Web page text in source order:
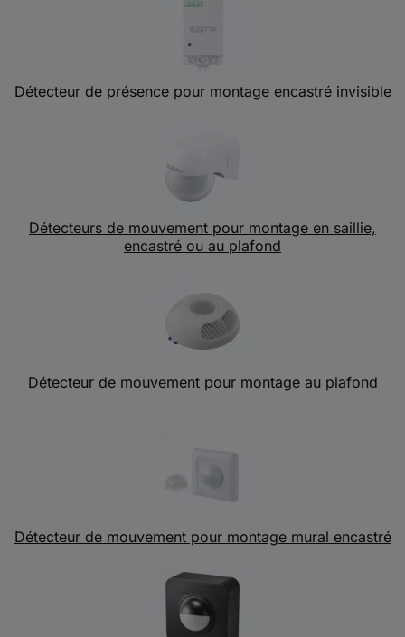
Détecteur de présence pour montage encastré invisible
Détecteurs de mouvement pour montage en saillie,
encastré ou au plafond
Détecteur de mouvement pour montage au plafond
Détecteur de mouvement pour montage mural encastré